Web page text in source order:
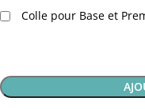
Colle pour Base et